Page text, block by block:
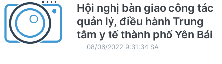
Hội nghị bàn giao công tác
quản lý, điều hành Trung
tâm y tế thành phố Yên Bái
08/06/2022 9:31:34 SA